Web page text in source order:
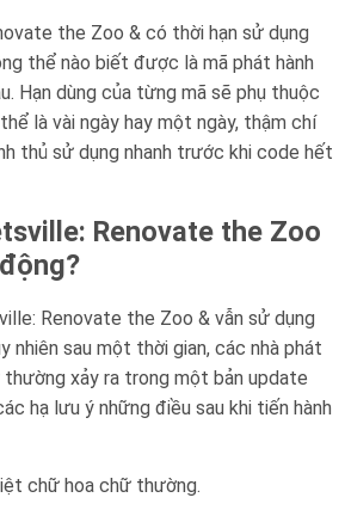
the Zoo & có thời hạn sử dụng
thể nào biết được là mã phát hành
Hạn dùng của từng mã sẽ phụ thuộc
là vài ngày hay một ngày, thậm chí
thủ sử dụng nhanh trước khi code hết
Renovate the Zoo
Renovate the Zoo & vẫn sử dụng
nhiên sau một thời gian, các nhà phát
thường xảy ra trong một bản update
hạ lưu ý những điều sau khi tiến hành
chữ hoa chữ thường.